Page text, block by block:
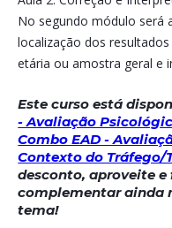
No segundo módulo será
localização dos
etária ou amostra geral e
Este curso está
- Avaliação
Combo EAD -
Contexto do Tráfego/
desconto, aproveite
complementar ainda
tema!